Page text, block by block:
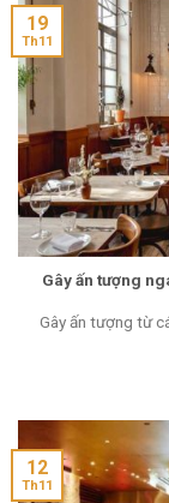
Gây ấn tượng
Gây ấn tượng từ
19
Th11
12
Th11